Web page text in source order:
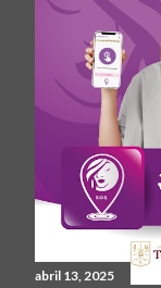
abril 13, 2025